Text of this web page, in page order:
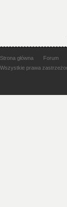
Strona główna Forum
Wszystkie prawa